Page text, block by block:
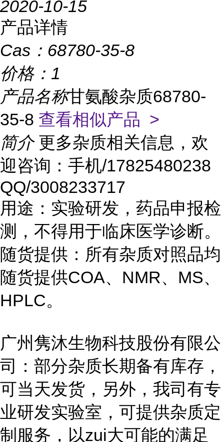
2020-10-15
产品详情
Cas： 68780-35-8
价格： 1
产品名称甘氨酸杂质68780-
35-8 查看相似产品 >
简介 更多杂质相关信息，欢
迎咨询：手机/17825480238
QQ/3008233717
用途：实验研发，药品申报检
测，不得用于临床医学诊断。
随货提供：所有杂质对照品均
随货提供COA、NMR、MS、
HPLC。
广州隽沐生物科技股份有限公
司：部分杂质长期备有库存，
可当天发货，另外，我司有专
业研发实验室，可提供杂质定
制服务，以zui大可能的满足